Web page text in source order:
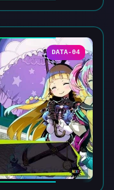
DATA-04